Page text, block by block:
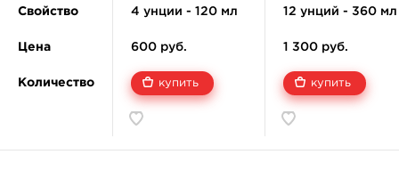
Применение
Добавляйте раствор в подсохшие пигменты
Можно использовать прямо в колпачке во
время работы
Документация и сертификаты
Скачать SDS Xtreme Ink.
Свойство
Цена
Количество
4 унции - 120 мл
600 руб.
купить
12 унций - 360 мл
1 300 руб.
купить